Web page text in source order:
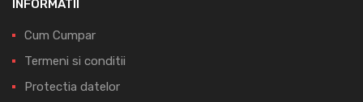
INFORMATII
Cum Cumpar
Termeni si conditii
Protectia datelor